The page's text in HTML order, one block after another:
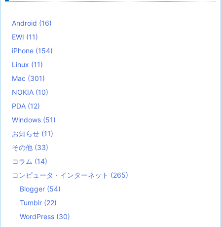
Android (16)
EWI (11)
iPhone (154)
Linux (11)
Mac (301)
NOKIA (10)
PDA (12)
Windows (51)
お知らせ (11)
その他 (33)
コラム (14)
コンピュータ・インターネット (265)
Blogger (54)
Tumblr (22)
WordPress (30)